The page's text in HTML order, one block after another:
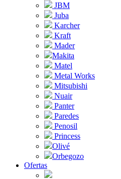
JBM
Juba
Karcher
Kraft
Mader
Makita
Matel
Metal Works
Mitsubishi
Nuair
Panter
Paredes
Penosil
Princess
Olivé
Orbegozo
Ofertas